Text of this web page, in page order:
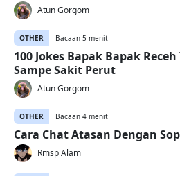
Atun Gorgom
OTHER Bacaan 5 menit
100 Jokes Bapak Bapak
Sampe Sakit Perut
Atun Gorgom
OTHER Bacaan 4 menit
Cara Chat Atasan Dengan
Rmsp Alam